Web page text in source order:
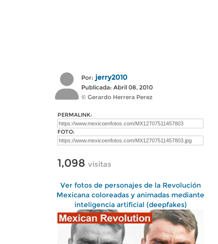
Por: jerry2010
Publicada: Abril 08, 2010
© Gerardo Herrera Perez
PERMALINK:
FOTO:
1,098 visitas
Ver fotos de personajes de la Revolución
Mexicana coloreadas y animadas mediante
inteligencia artificial (deepfakes)